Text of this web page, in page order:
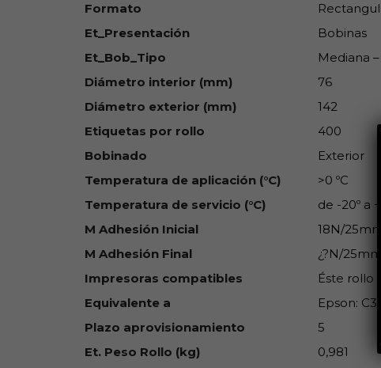
Formato
Et_Presentación
Bobinas
Et_Bob_Tipo
Mediana
Diámetro interior (mm)
76
Diámetro exterior (mm)
142
Etiquetas por rollo
400
Bobinado
Exterior
Temperatura de aplicación (°C)
>0 ºC
Temperatura de servicio (°C)
de -20º a
M Adhesión Inicial
18N/25mm
M Adhesión Final
¿?N/25mm
Impresoras compatibles
Éste rollo
Equivalente a
Epson:
Plazo aprovisionamiento
5
Et. Peso Rollo (kg)
0,981